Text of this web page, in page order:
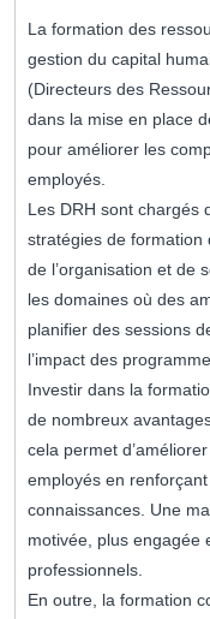
La formation des
gestion du capital
(Directeurs des
dans la mise en place
pour améliorer les
employés.
Les DRH sont
stratégies de formation
de l’organisation et de
les domaines où des
planifier des sessions
l’impact des
Investir dans la
de nombreux
cela permet
employés en
connaissances. Une
motivée, plus engagée
professionnels.
En outre, la formation